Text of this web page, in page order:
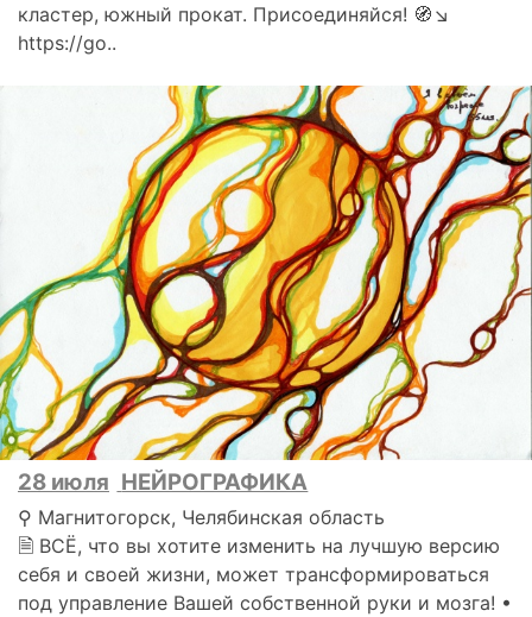
кластер, южный прокат. Присоединяйся! 🧭↘️
https://go..
28 июля НЕЙРОГРАФИКА
⚲ Магнитогорск, Челябинская область
🗎 ВСЁ, что вы хотите изменить на лучшую версию
себя и своей жизни, может трансформироваться
под управление Вашей собственной руки и мозга! •